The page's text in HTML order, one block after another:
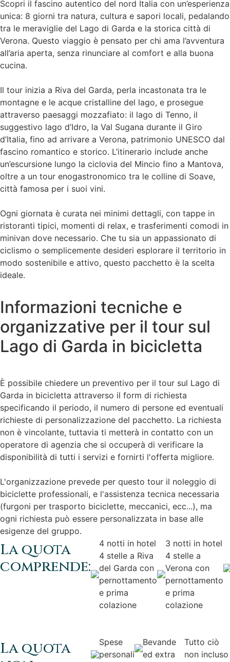
Scopri il fascino autentico del nord Italia con un’esperienza
unica: 8 giorni tra natura, cultura e sapori locali, pedalando
tra le meraviglie del Lago di Garda e la storica città di
Verona. Questo viaggio è pensato per chi ama l’avventura
all’aria aperta, senza rinunciare al comfort e alla buona
cucina.
Il tour inizia a Riva del Garda, perla incastonata tra le
montagne e le acque cristalline del lago, e prosegue
attraverso paesaggi mozzafiato: il lago di Tenno, il
suggestivo lago d’Idro, la Val Sugana durante il Giro
d’Italia, fino ad arrivare a Verona, patrimonio UNESCO dal
fascino romantico e storico. L’itinerario include anche
un’escursione lungo la ciclovia del Mincio fino a Mantova,
oltre a un tour enogastronomico tra le colline di Soave,
città famosa per i suoi vini.
Ogni giornata è curata nei minimi dettagli, con tappe in
ristoranti tipici, momenti di relax, e trasferimenti comodi in
minivan dove necessario. Che tu sia un appassionato di
ciclismo o semplicemente desideri esplorare il territorio in
modo sostenibile e attivo, questo pacchetto è la scelta
ideale.
Informazioni tecniche e
organizzative per il tour sul
Lago di Garda in bicicletta
È possibile chiedere un preventivo per il tour sul Lago di
Garda in bicicletta attraverso il form di richiesta
specificando il periodo, il numero di persone ed eventuali
richieste di personalizzazione del pacchetto. La richiesta
non è vincolante, tuttavia ti metterà in contatto con un
operatore di agenzia che si occuperà di verificare la
disponibilità di tutti i servizi e fornirti l'offerta migliore.
L'organizzazione prevede per questo tour il noleggio di
biciclette professionali, e l'assistenza tecnica necessaria
(furgoni per trasporto biciclette, meccanici, ecc...), ma
ogni richiesta può essere personalizzata in base alle
esigenze del gruppo.
La quota
comprende:
4 notti in hotel
4 stelle a Riva
del Garda con
pernottamento
e prima
colazione
3 notti in hotel
4 stelle a
Verona con
pernottamento
e prima
colazione
La quota
Spese
personali
Bevande
ed extra
Tutto ciò
non incluso